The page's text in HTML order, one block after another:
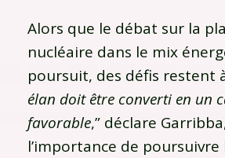
Alors que le débat sur la
nucléaire dans le mix
poursuit, des défis restent
élan doit être converti en un
favorable,” déclare
l’importance de